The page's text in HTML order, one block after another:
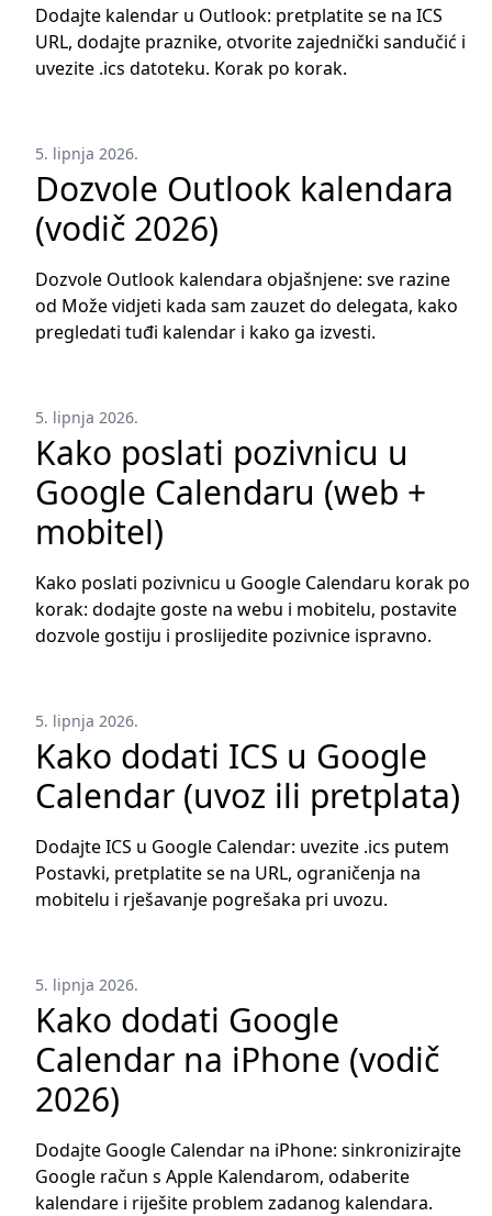
Dodajte kalendar u Outlook: pretplatite se na ICS
URL, dodajte praznike, otvorite zajednički sandučić i
uvezite .ics datoteku. Korak po korak.
5. lipnja 2026.
Dozvole Outlook kalendara
(vodič 2026)
Dozvole Outlook kalendara objašnjene: sve razine
od Može vidjeti kada sam zauzet do delegata, kako
pregledati tuđi kalendar i kako ga izvesti.
5. lipnja 2026.
Kako poslati pozivnicu u
Google Calendaru (web +
mobitel)
Kako poslati pozivnicu u Google Calendaru korak po
korak: dodajte goste na webu i mobitelu, postavite
dozvole gostiju i proslijedite pozivnice ispravno.
5. lipnja 2026.
Kako dodati ICS u Google
Calendar (uvoz ili pretplata)
Dodajte ICS u Google Calendar: uvezite .ics putem
Postavki, pretplatite se na URL, ograničenja na
mobitelu i rješavanje pogrešaka pri uvozu.
5. lipnja 2026.
Kako dodati Google
Calendar na iPhone (vodič
2026)
Dodajte Google Calendar na iPhone: sinkronizirajte
Google račun s Apple Kalendarom, odaberite
kalendare i riješite problem zadanog kalendara.